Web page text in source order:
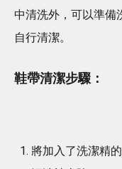
中清洗外，可以準備
自行清潔。
鞋帶清潔步驟：
將加入了洗潔精